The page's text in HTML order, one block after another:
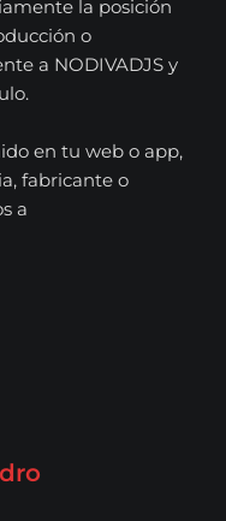
la posición
o
a NODIVADJS y
en tu web o app,
fabricante o
a